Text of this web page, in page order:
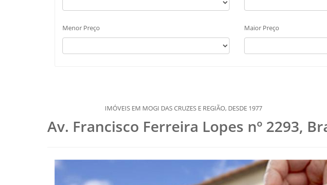
Menor Preço Maior Preço
IMÓVEIS EM MOGI DAS CRUZES E REGIÃO, DESDE 1977
Av. Francisco Ferreira Lopes nº 2293,